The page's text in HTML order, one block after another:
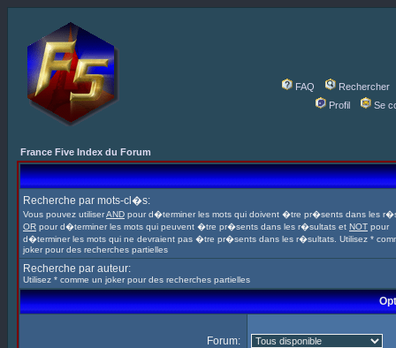
FAQ
Rechercher
Profil
Se
France Five Index du Forum
Recherche par mots-cl�s:
Vous pouvez utiliserAND pour d�terminer les mots qui doivent �tre pr�sents dans les
OR pour d�terminer les mots qui peuvent �tre pr�sents dans les r�sultats et NOT pour
d�terminer les mots qui ne devraient pas �tre pr�sents dans les r�sultats. Utilisez *
joker pour des recherches partielles
Recherche par auteur:
Utilisez * comme un joker pour des recherches partielles
Forum: